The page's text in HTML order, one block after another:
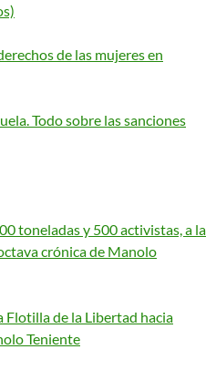
de las mujeres en
Todo sobre las sanciones
toneladas y 500 activistas, a la
crónica de Manolo
Flotilla de la Libertad hacia
Teniente